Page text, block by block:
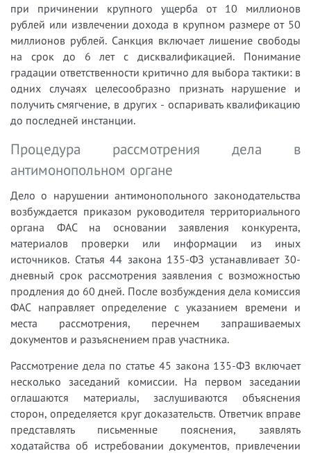
при причинении крупного ущерба от 10 миллионов
рублей или извлечении дохода в крупном размере от 50
миллионов рублей. Санкция включает лишение свободы
на срок до 6 лет с дисквалификацией. Понимание
градации ответственности критично для выбора тактики: в
одних случаях целесообразно признать нарушение и
получить смягчение, в других - оспаривать квалификацию
до последней инстанции.
Процедура рассмотрения дела в
антимонопольном органе
Дело о нарушении антимонопольного законодательства
возбуждается приказом руководителя территориального
органа ФАС на основании заявления конкурента,
материалов проверки или информации из иных
источников. Статья 44 закона 135-ФЗ устанавливает 30-
дневный срок рассмотрения заявления с возможностью
продления до 60 дней. После возбуждения дела комиссия
ФАС направляет определение с указанием времени и
места рассмотрения, перечнем запрашиваемых
документов и разъяснением прав участника.
Рассмотрение дела по статье 45 закона 135-ФЗ включает
несколько заседаний комиссии. На первом заседании
оглашаются материалы, заслушиваются объяснения
сторон, определяется круг доказательств. Ответчик вправе
представлять письменные пояснения, заявлять
ходатайства об истребовании документов, привлечении